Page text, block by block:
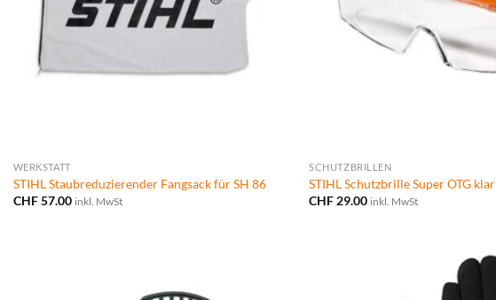
WERKSTATT
STIHL Staubreduzierender Fangsack für SH 86
CHF57.00 inkl. MwSt
SCHUTZBRILLEN
STIHL Schutzbrille Super OTG klar
CHF 29.00 inkl. MwSt